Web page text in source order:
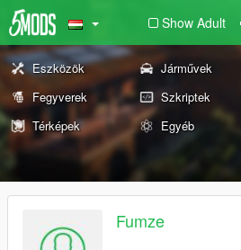
Show Adult
Eszközök Járművek
Fegyverek
Szkriptek
Térképek
Egyéb
Fumze